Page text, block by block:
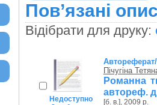
Пов’язані
Відібрати для друку:
Недоступно
Пічугіна
Романна
автореф.
[б. в.], 2009 р.